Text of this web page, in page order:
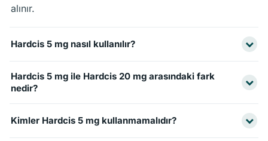
alınır.
Hardcis 5 mg nasıl kullanılır?
olarak alınır.
Hardcis 5 mg ile Hardcis 20 mg arasındaki fark
nedir?
öncesi tek seferlik kullanım içindir.
Kimler Hardcis 5 mg kullanmamalıdır?